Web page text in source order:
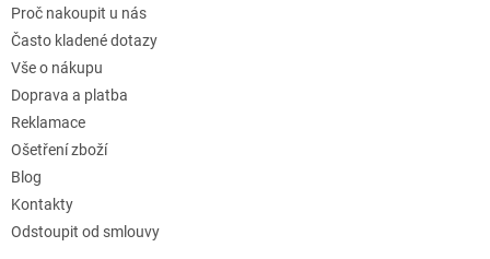
Proč nakoupit u nás
Často kladené dotazy
Vše o nákupu
Doprava a platba
Reklamace
Ošetření zboží
Blog
Kontakty
Odstoupit od smlouvy